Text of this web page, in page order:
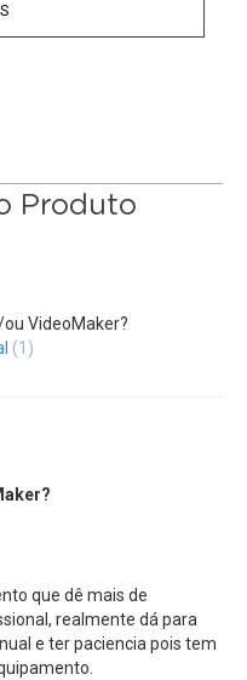
Se você estiver
combo XLR / TRS
ou menos, ganho
para entrada de +4
24 bits.
os níveis
de som
concentrar em capturar
Produto
VideoMaker?
(1)
que dê mais de
realmente dá para
e ter paciencia pois tem